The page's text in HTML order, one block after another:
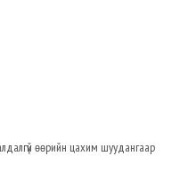
өөрийн цахим шуудангаар